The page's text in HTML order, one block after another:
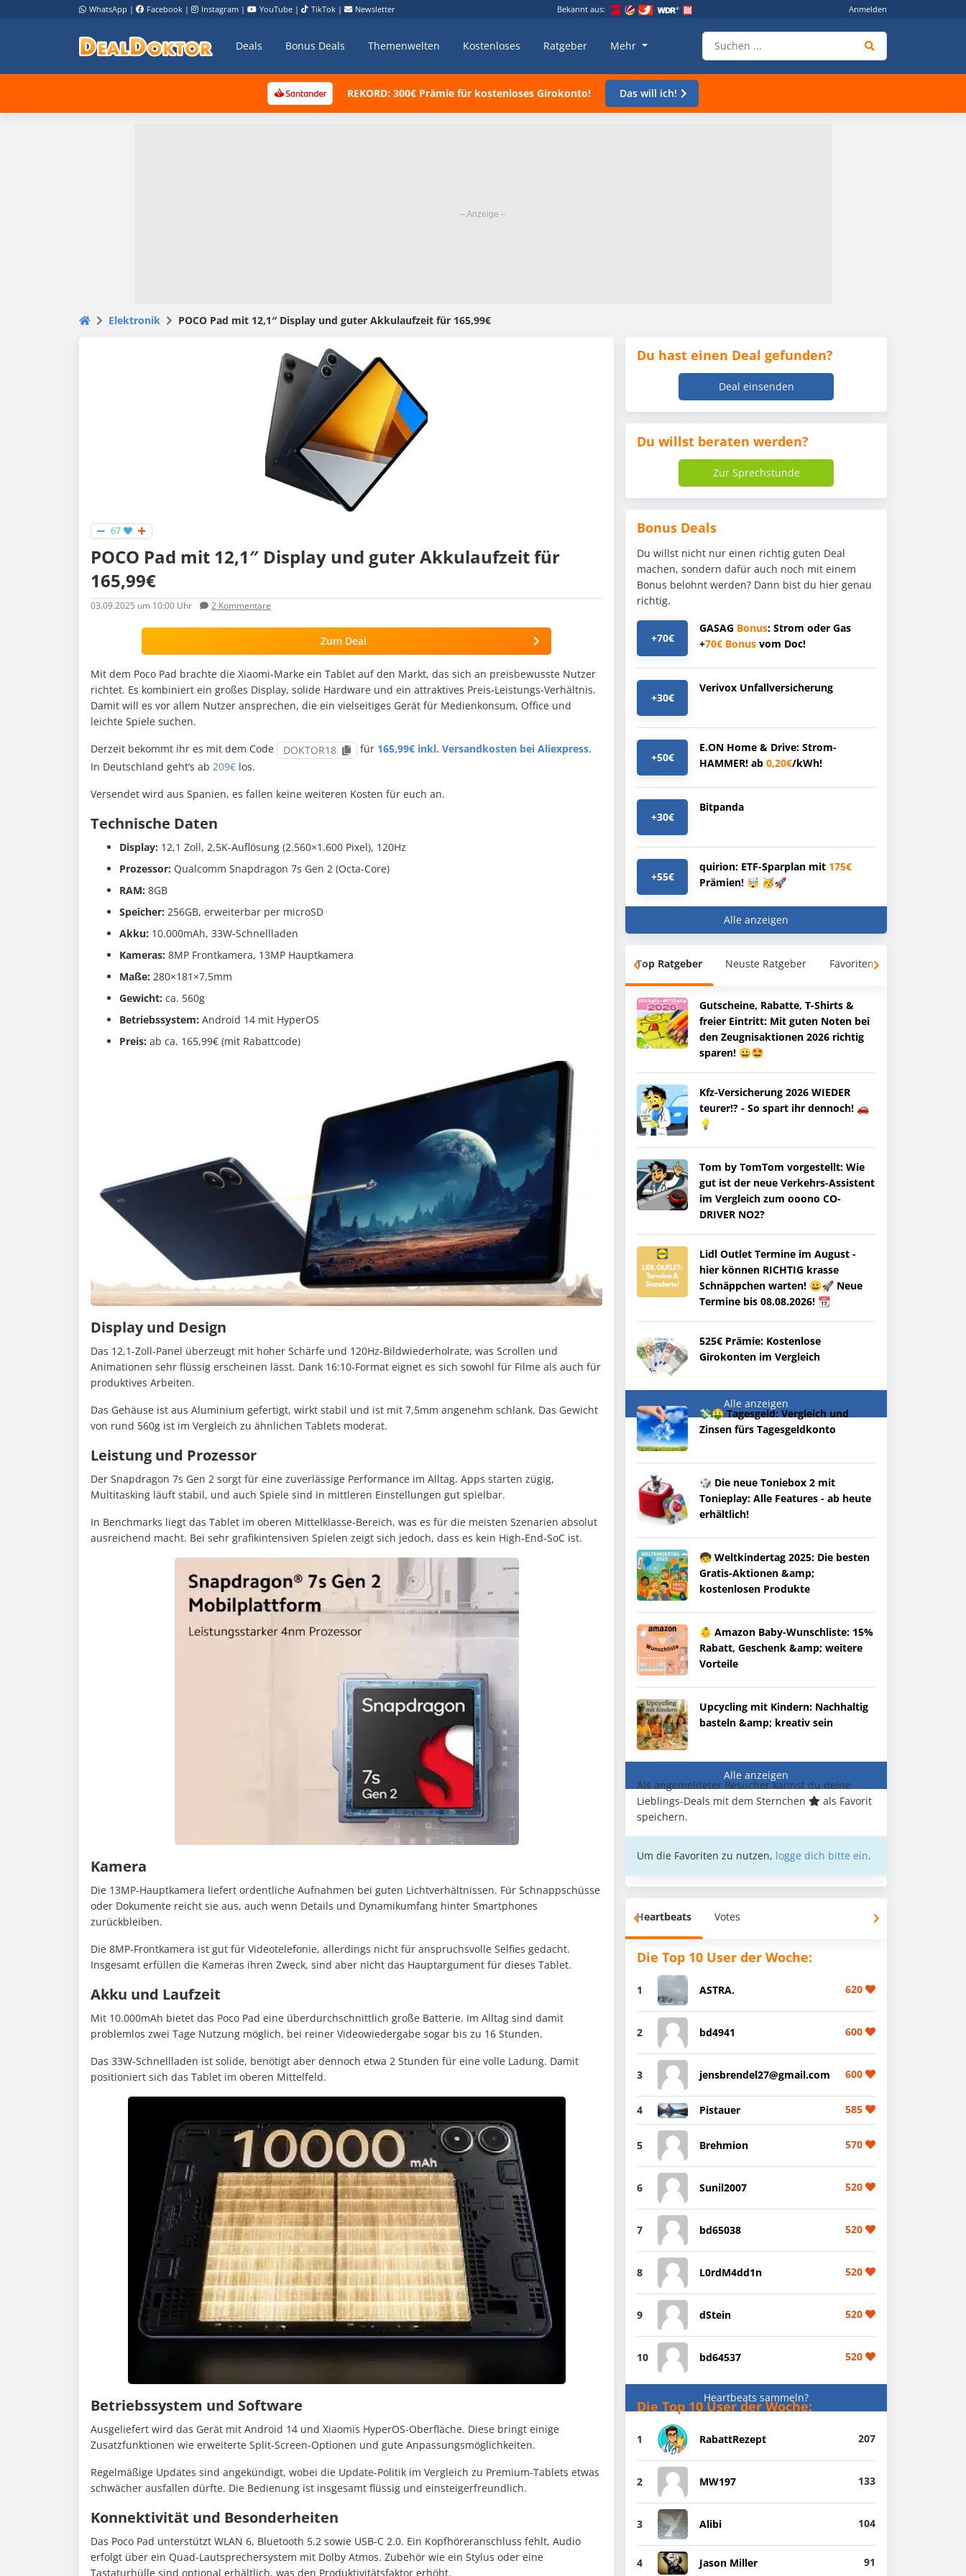
WhatsApp | Facebook | Instagram | YouTube | TikTok | Newsletter Bekannt aus: Anmelden
Deals Bonus Deals Themenwelten Kostenloses Ratgeber Mehr
REKORD: 300€ Prämie für kostenloses Girokonto! Das will ich!
Elektronik POCO Pad mit 12,1″ Display und guter Akkulaufzeit für 165,99€
67
POCO Pad mit 12,1″ Display und guter Akkulaufzeit für
165,99€
03.09.2025 um 10:00 Uhr 2 Kommentare
Zum Deal
Mit dem Poco Pad brachte die Xiaomi-Marke ein Tablet auf den Markt, das sich an preisbewusste Nutzer
richtet. Es kombiniert ein großes Display, solide Hardware und ein attraktives Preis-Leistungs-Verhältnis.
Damit will es vor allem Nutzer ansprechen, die ein vielseitiges Gerät für Medienkonsum, Office und
leichte Spiele suchen.
Derzeit bekommt ihr es mit dem Code
DOKTOR18 für 165,99€ inkl. Versandkosten bei Aliexpress.
In Deutschland geht’s ab 209€ los.
Versendet wird aus Spanien, es fallen keine weiteren Kosten für euch an.
Technische Daten
Display: 12,1 Zoll, 2,5K-Auflösung (2.560×1.600 Pixel), 120Hz
Prozessor: Qualcomm Snapdragon 7s Gen 2 (Octa-Core)
RAM: 8GB
Speicher: 256GB, erweiterbar per microSD
Akku: 10.000mAh, 33W-Schnellladen
Kameras: 8MP Frontkamera, 13MP Hauptkamera
Maße: 280×181×7,5mm
Gewicht: ca. 560g
Betriebssystem: Android 14 mit HyperOS
Preis: ab ca. 165,99€ (mit Rabattcode)
Display und Design
Das 12,1-Zoll-Panel überzeugt mit hoher Schärfe und 120Hz-Bildwiederholrate, was Scrollen und
Animationen sehr flüssig erscheinen lässt. Dank 16:10-Format eignet es sich sowohl für Filme als auch für
produktives Arbeiten.
Das Gehäuse ist aus Aluminium gefertigt, wirkt stabil und ist mit 7,5mm angenehm schlank. Das Gewicht
von rund 560g ist im Vergleich zu ähnlichen Tablets moderat.
Leistung und Prozessor
Der Snapdragon 7s Gen 2 sorgt für eine zuverlässige Performance im Alltag. Apps starten zügig,
Multitasking läuft stabil, und auch Spiele sind in mittleren Einstellungen gut spielbar.
In Benchmarks liegt das Tablet im oberen Mittelklasse-Bereich, was es für die meisten Szenarien absolut
ausreichend macht. Bei sehr grafikintensiven Spielen zeigt sich jedoch, dass es kein High-End-SoC ist.
Kamera
Die 13MP-Hauptkamera liefert ordentliche Aufnahmen bei guten Lichtverhältnissen. Für Schnappschüsse
oder Dokumente reicht sie aus, auch wenn Details und Dynamikumfang hinter Smartphones
zurückbleiben.
Die 8MP-Frontkamera ist gut für Videotelefonie, allerdings nicht für anspruchsvolle Selfies gedacht.
Insgesamt erfüllen die Kameras ihren Zweck, sind aber nicht das Hauptargument für dieses Tablet.
Akku und Laufzeit
Mit 10.000mAh bietet das Poco Pad eine überdurchschnittlich große Batterie. Im Alltag sind damit
problemlos zwei Tage Nutzung möglich, bei reiner Videowiedergabe sogar bis zu 16 Stunden.
Das 33W-Schnellladen ist solide, benötigt aber dennoch etwa 2 Stunden für eine volle Ladung. Damit
positioniert sich das Tablet im oberen Mittelfeld.
Betriebssystem und Software
Ausgeliefert wird das Gerät mit Android 14 und Xiaomis HyperOS-Oberfläche. Diese bringt einige
Zusatzfunktionen wie erweiterte Split-Screen-Optionen und gute Anpassungsmöglichkeiten.
Regelmäßige Updates sind angekündigt, wobei die Update-Politik im Vergleich zu Premium-Tablets etwas
schwächer ausfallen dürfte. Die Bedienung ist insgesamt flüssig und einsteigerfreundlich.
Konnektivität und Besonderheiten
Das Poco Pad unterstützt WLAN 6, Bluetooth 5.2 sowie USB-C 2.0. Ein Kopfhöreranschluss fehlt, Audio
erfolgt über ein Quad-Lautsprechersystem mit Dolby Atmos. Zubehör wie ein Stylus oder eine
Tastaturhülle sind optional erhältlich, was den Produktivitätsfaktor erhöht.
Du hast einen Deal gefunden?
Deal einsenden
Du willst beraten werden?
Zur Sprechstunde
Bonus Deals
Du willst nicht nur einen richtig guten Deal
machen, sondern dafür auch noch mit einem
Bonus belohnt werden? Dann bist du hier genau
richtig.
+70€
GASAG Bonus: Strom oder Gas
+70€ Bonus vom Doc!
+30€
Verivox Unfallversicherung
+50€
E.ON Home & Drive: Strom-
HAMMER! ab 0,20€/kWh!
+30€
Bitpanda
+55€
quirion: ETF-Sparplan mit 175€
Prämien! 🤯 🥳🚀
Alle anzeigen
Top Ratgeber Neuste Ratgeber Favoriten
Gutscheine, Rabatte, T-Shirts &
freier Eintritt: Mit guten Noten bei
den Zeugnisaktionen 2026 richtig
sparen! 😀🤩
Kfz-Versicherung 2026 WIEDER
teurer!? - So spart ihr dennoch! 🚗
💡
Tom by TomTom vorgestellt: Wie
gut ist der neue Verkehrs-Assistent
im Vergleich zum ooono CO-
DRIVER NO2?
Lidl Outlet Termine im August -
hier können RICHTIG krasse
Schnäppchen warten! 😀🚀 Neue
Termine bis 08.08.2026! 📆
525€ Prämie: Kostenlose
Girokonten im Vergleich
Alle anzeigen
💸🤑 Tagesgeld: Vergleich und
Zinsen fürs Tagesgeldkonto
🎲 Die neue Toniebox 2 mit
Tonieplay: Alle Features - ab heute
erhältlich!
🧒 Weltkindertag 2025: Die besten
Gratis-Aktionen &amp;
kostenlosen Produkte
👶 Amazon Baby-Wunschliste: 15%
Rabatt, Geschenk &amp; weitere
Vorteile
Upcycling mit Kindern: Nachhaltig
basteln &amp; kreativ sein
Alle anzeigen
Als angemeldeter Besucher kannst du deine
Lieblings-Deals mit dem Sternchen
als Favorit
speichern.
Um die Favoriten zu nutzen, logge dich bitte ein.
Heartbeats Votes
Die Top 10 User der Woche:
1 ASTRA. 620
2 bd4941 600
3 jensbrendel27@gmail.com 600
4 Pistauer 585
5 Brehmion 570
6 Sunil2007 520
7 bd65038 520
8 L0rdM4dd1n 520
9 dStein 520
10 bd64537 520
Heartbeats sammeln?
Die Top 10 User der Woche:
1 RabattRezept 207
2 MW197 133
3 Alibi 104
4 Jason Miller 91